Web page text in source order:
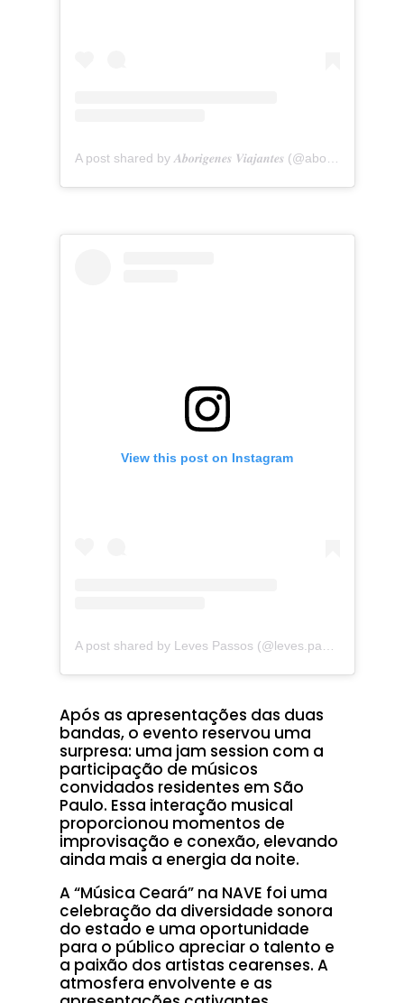
View this post on Instagram
Após as apresentações das duas
bandas, o evento reservou uma
surpresa: uma jam session com a
participação de músicos
convidados residentes em São
Paulo. Essa interação musical
proporcionou momentos de
improvisação e conexão, elevando
ainda mais a energia da noite.
A “Música Ceará” na NAVE foi uma
celebração da diversidade sonora
do estado e uma oportunidade
para o público apreciar o talento e
a paixão dos artistas cearenses. A
atmosfera envolvente e as